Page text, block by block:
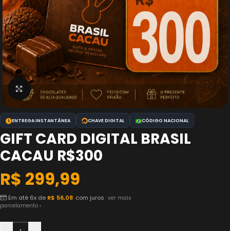
Clique para ampliar
ENTREGA INSTANTÂNEA CHAVE DIGITAL CÓDIGO NACIONAL
GIFT CARD DIGITAL BRASIL
CACAU R$300
R$ 299,99
Em até 6x de R$ 56,08 com juros ver mais
parcelamento ›